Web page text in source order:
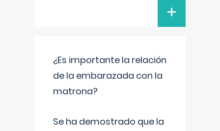
+
¿Es importante la relación
de la embarazada con la
matrona?
Se ha demostrado que la